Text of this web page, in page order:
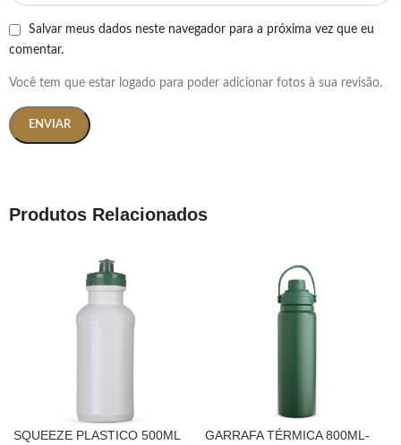
Salvar meus dados neste navegador para a próxima vez que eu
comentar.
Você tem que estar logado para poder adicionar fotos à sua revisão.
Produtos Relacionados
SQUEEZE PLASTICO 500ML
GARRAFA TÉRMICA 800ML-